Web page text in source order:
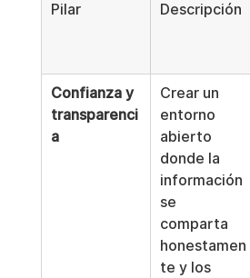
Pilar Descripción
Confianza y
transparenci
a
Crear un
entorno
abierto
donde la
información
se
comparta
honestamen
te y los